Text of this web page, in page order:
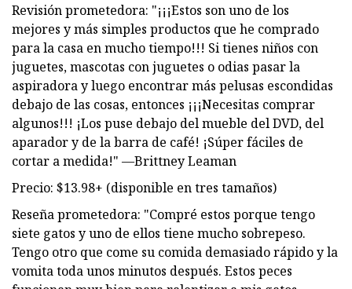
Revisión prometedora: "¡¡¡Estos son uno de los
mejores y más simples productos que he comprado
para la casa en mucho tiempo!!! Si tienes niños con
juguetes, mascotas con juguetes o odias pasar la
aspiradora y luego encontrar más pelusas escondidas
debajo de las cosas, entonces ¡¡¡Necesitas comprar
algunos!!! ¡Los puse debajo del mueble del DVD, del
aparador y de la barra de café! ¡Súper fáciles de
cortar a medida!" —Brittney Leaman
Precio: $13.98+ (disponible en tres tamaños)
Reseña prometedora: "Compré estos porque tengo
siete gatos y uno de ellos tiene mucho sobrepeso.
Tengo otro que come su comida demasiado rápido y la
vomita toda unos minutos después. Estos peces